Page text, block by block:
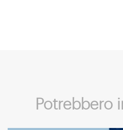
Potrebbero